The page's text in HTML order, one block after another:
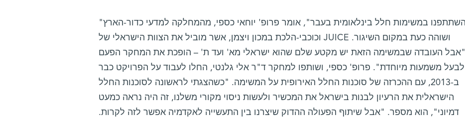
"השתתפנו במשימות חלל בינלאומית בעבר", אומר פרופ' יוחאי כספי, מהמחלקה למדעי כדור-הארץ
וכוכבי-הלכת במכון ויצמן, אשר מוביל את הצוות הישראלי של JUICE ושוהה כעת במקום השיגור.
"אבל העובדה שבמשימה הזאת יש מקטע שלם שהוא ישראלי מא' ועד ת' – הופכת את המחקר הפעם
לבעל משמעות מיוחדת". פרופ' כספי, ושותפו למחקר ד"ר אלי גלנטי, החלו לעבוד על הפרויקט כבר
ב-2013, עם ההכרזה של סוכנות החלל האירופית על המשימה. "כשהצגתי לראשונה לסוכנות החלל
הישראלית את הרעיון לבנות בישראל את המכשיר ולעשות ניסוי מקורי משלנו, זה היה נראה כמעט
דמיוני", הוא מספר. "אבל שיתוף הפעולה ההדוק שיצרנו בין התעשייה לאקדמיה אפשר לזה לקרות.